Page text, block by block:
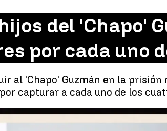
del 'Chapo'
por cada uno
al 'Chapo' Guzmán en la prisión
capturar a cada uno de los